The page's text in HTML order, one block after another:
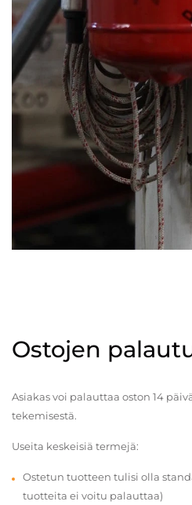
Ostojen
Asiakas voi palauttaa oston 14
tekemisestä.
Useita keskeisiä termejä:
Ostetun tuotteen tulisi olla
tuotteita ei voitu palauttaa)